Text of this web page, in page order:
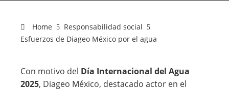
Home
Responsabilidad social
Esfuerzos de Diageo México por el agua
Con motivo del Día Internacional del Agua
2025, Diageo México, destacado actor en el